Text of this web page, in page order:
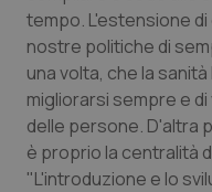
Lombardia
Marche
Molise
Dolore
Donna & Salute
Epatiti
tempo. L'estensione
nostre politiche di
una volta, che la
migliorarsi sempre e
delle persone. D'altra
è proprio la centralità
"L'introduzione e lo